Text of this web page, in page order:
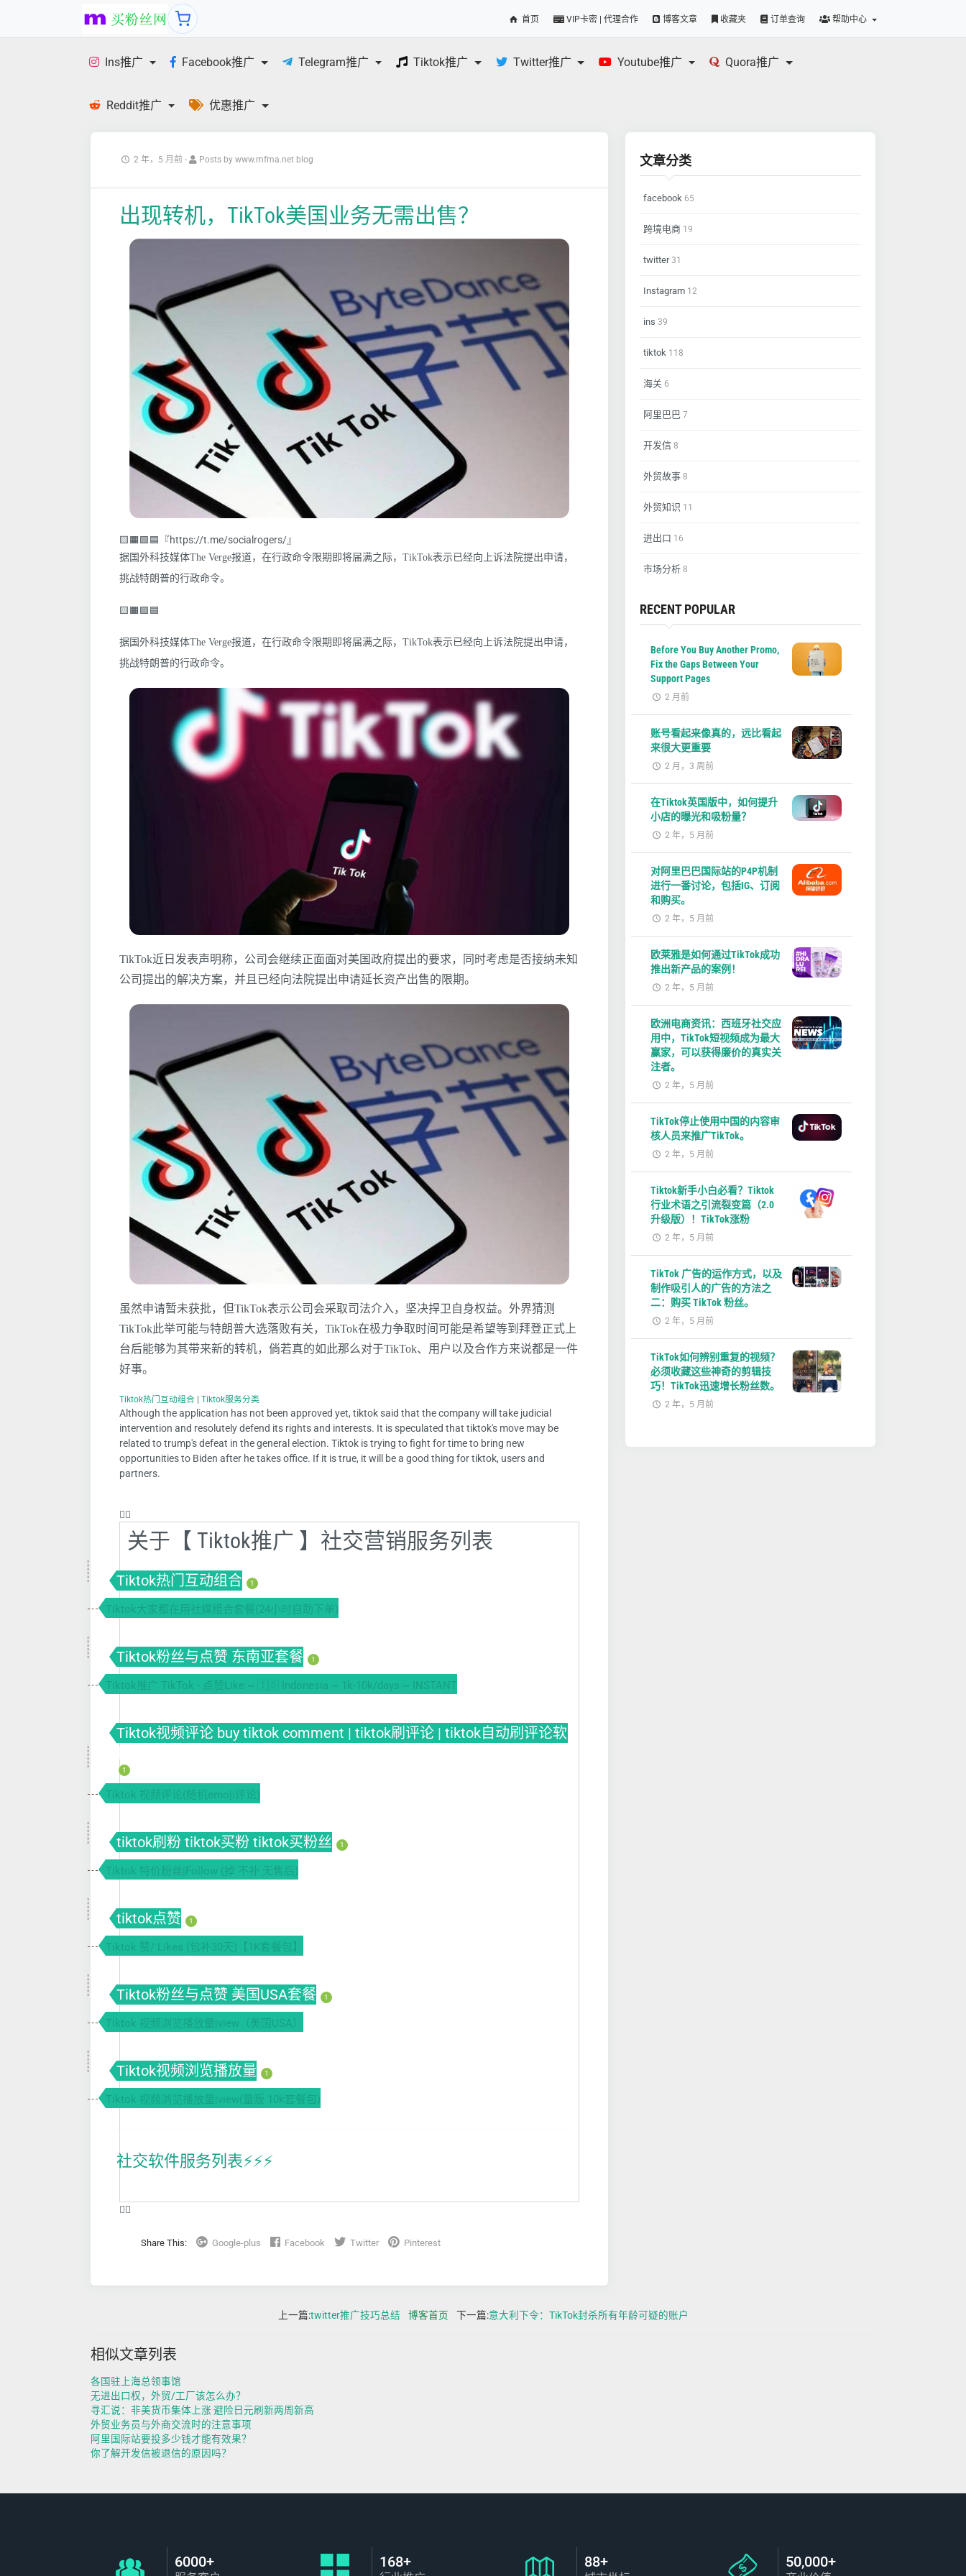
首页 VIP卡密 | 代理合作 博客文章 收藏夹 订单查询 帮助中心
Ins推广 Facebook推广 Telegram推广 Tiktok推广 Twitter推广 Youtube推广 Quora推广
Reddit推广 优惠推广
2 年，5 月前 - Posts by www.mfma.net blog
出现转机，TikTok美国业务无需出售？
🟨🟧🟩🟦『https://t.me/socialrogers/』
据国外科技媒体The Verge报道，在行政命令限期即将届满之际，TikTok表示已经向上诉法院提出申请，
挑战特朗普的行政命令。
🟨🟧🟩🟦
据国外科技媒体The Verge报道，在行政命令限期即将届满之际，TikTok表示已经向上诉法院提出申请，
挑战特朗普的行政命令。
TikTok近日发表声明称，公司会继续正面面对美国政府提出的要求，同时考虑是否接纳未知
公司提出的解决方案，并且已经向法院提出申请延长资产出售的限期。
虽然申请暂未获批，但TikTok表示公司会采取司法介入，坚决捍卫自身权益。外界猜测
TikTok此举可能与特朗普大选落败有关，TikTok在极力争取时间可能是希望等到拜登正式上
台后能够为其带来新的转机，倘若真的如此那么对于TikTok、用户以及合作方来说都是一件
好事。
Tiktok热门互动组合 | Tiktok服务分类
Although the application has not been approved yet, tiktok said that the company will take judicial
intervention and resolutely defend its rights and interests. It is speculated that tiktok's move may be
related to trump's defeat in the general election. Tiktok is trying to fight for time to bring new
opportunities to Biden after he takes office. If it is true, it will be a good thing for tiktok, users and
partners.
❤️‍🔥
关于【 Tiktok推广 】社交营销服务列表
Tiktok热门互动组合 1
Tiktok大家都在用社媒组合套餐(24小时自助下单)
Tiktok粉丝与点赞 东南亚套餐 1
Tiktok推广 TikTok - 点赞Like ~ 🇮🇩 Indonesia ~ 1k-10k/days ~ INSTANT
Tiktok视频评论 buy tiktok comment | tiktok刷评论 | tiktok自动刷评论软
1
Tiktok 视频评论(随机emoji评论)
tiktok刷粉 tiktok买粉 tiktok买粉丝 1
Tiktok 特价粉丝|Follow (掉 不补 无售后)
tiktok点赞 1
Tiktok 赞/ Likes (包补30天)【1K套餐包】
Tiktok粉丝与点赞 美国USA套餐 1
Tiktok 视频浏览播放量|view（美国USA）
Tiktok视频浏览播放量 1
Tiktok 视频浏览播放量|view(量贩 10k套餐包)
社交软件服务列表⚡️⚡️⚡️
❤️‍🔥
Share This: Google-plus Facebook Twitter Pinterest
文章分类
facebook 65
跨境电商 19
twitter31
Instagram 12
ins 39
tiktok 118
海关 6
阿里巴巴 7
开发信 8
外贸故事 8
外贸知识 11
进出口 16
市场分析 8
RECENT POPULAR
Before You Buy Another Promo,
Fix the Gaps Between Your
Support Pages
2 月前
账号看起来像真的，远比看起
来很大更重要
2 月，3 周前
在Tiktok英国版中，如何提升
小店的曝光和吸粉量？
2 年，5 月前
对阿里巴巴国际站的P4P机制
进行一番讨论，包括IG、订阅
和购买。
2 年，5 月前
欧莱雅是如何通过TikTok成功
推出新产品的案例！
2 年，5 月前
欧洲电商资讯：西班牙社交应
用中，TikTok短视频成为最大
赢家，可以获得廉价的真实关
注者。
2 年，5 月前
TikTok停止使用中国的内容审
核人员来推广TikTok。
2 年，5 月前
Tiktok新手小白必看？Tiktok
行业术语之引流裂变篇（2.0
升级版）！TikTok涨粉
2 年，5 月前
TikTok 广告的运作方式，以及
制作吸引人的广告的方法之
二：购买 TikTok 粉丝。
2 年，5 月前
TikTok如何辨别重复的视频？
必须收藏这些神奇的剪辑技
巧！TikTok迅速增长粉丝数。
2 年，5 月前
上一篇:twitter推广技巧总结 博客首页 下一篇:意大利下令：TikTok封杀所有年龄可疑的账户
相似文章列表
各国驻上海总领事馆
无进出口权，外贸/工厂该怎么办？
寻汇说：非美货币集体上涨 避险日元刷新两周新高
外贸业务员与外商交流时的注意事项
阿里国际站要投多少钱才能有效果？
你了解开发信被退信的原因吗？
6000+ 168+ 88+ 50,000+